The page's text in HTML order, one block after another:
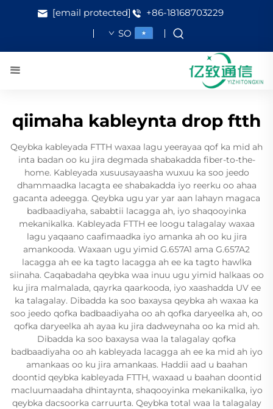
+86-18168703229
[email protected]
SO
qiimaha kableynta drop ftth
Qeybka kableyada FTTH waxaa lagu yeerayaa qof ka mid ah
inta badan oo ku jira degmada shabakadda fiber-to-the-
home. Kableyada xusuusayaasha wuxuu ka soo jeedo
dhammaadka lacagta ee shabakadda iyo reerku oo ahaa
gacanta adeegga. Qeybka ugu yar yar aan lahayn magaca
badbaadiyaha, sababtii lacagga ah, iyo shaqooyinka
mekanikalka. Kableyada FTTH ee loogu talagalay waxaa
lagu yaqaano caafimaadka iyo amanka ah oo ku jira
amankooda. Waxaan ugu yimid G.657A1 ama G.657A2
lacagga ah ee ka tagto lacagga ah ee ka tagto hawlka
siinaha. Caqabadaha qeybka waa inuu ugu yimid halkaas oo
ku jira malmalada, qayrka qaarkooda, iyo xaashadda UV ee
ka talagalay. Dibadda ka soo baxaysa qeybka ah waxaa ka
soo jeedo qofka badbaadiyaha oo ah qofka daryeelka ah, oo
qofka daryeelka ah ayaa ku jira dadweynaha oo ka mid ah.
Dibadda ka soo baxaysa waa la talagalay qofka
badbaadiyaha oo ah kableyada lacagga ah ee ka mid ah iyo
amankaas oo ku jira amankaas. Haddii aad u baahan
doontid qeybka kableyada FTTH, waxaad u baahan doontid
macluumaadaha dhintaynta, shaqooyinka mekanikalka, iyo
qeybka dacsoorka carruurta. Qeybka total waa la talagalay